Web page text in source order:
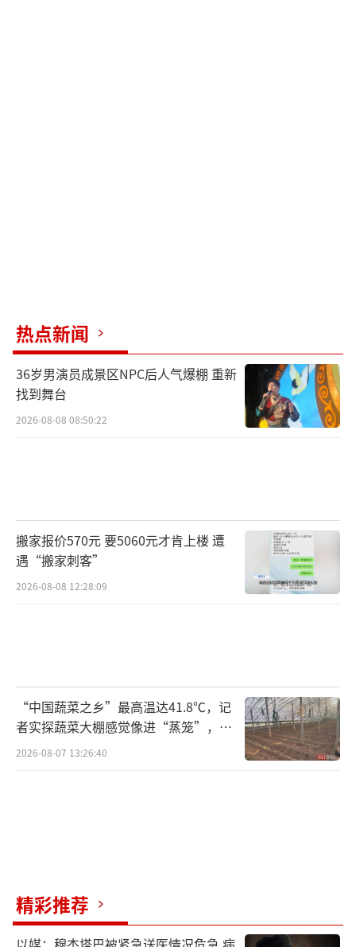
热点新闻
36岁男演员成景区NPC后人气爆棚 重新
找到舞台
2026-08-08 08:50:22
搬家报价570元 要5060元才肯上楼 遭
遇“搬家刺客”
2026-08-08 12:28:09
“中国蔬菜之乡”最高温达41.8℃，记
者实探蔬菜大棚感觉像进“蒸笼”，有
村民称只能凌晨两点起来干活
2026-08-07 13:26:40
精彩推荐